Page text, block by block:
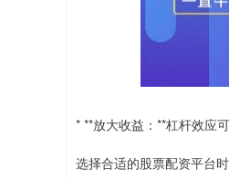
* **放大收益：**杠杆效应
选择合适的股票配资平台